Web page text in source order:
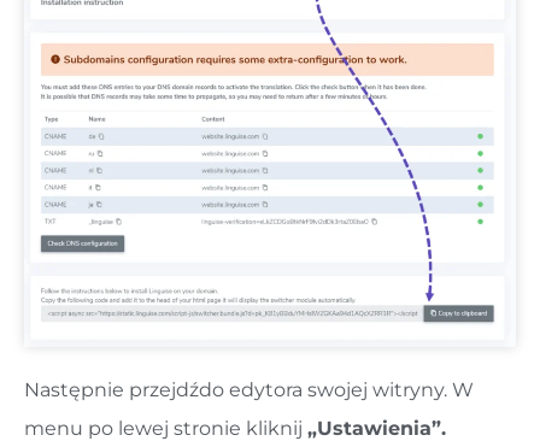
Następnie przejdźdo edytora swojej witryny. W
menu po lewej stronie kliknij „Ustawienia”.